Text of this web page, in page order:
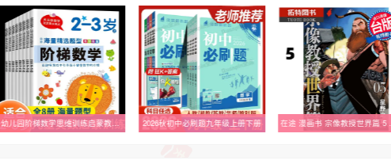
2026秋初中必刷题九年级上册下册 在途 漫画书 宗像教授世界篇 5 星野之宣 东贩 台版漫画 进口原版书 【拓特原版】 3d立体学生版中国和世界地图